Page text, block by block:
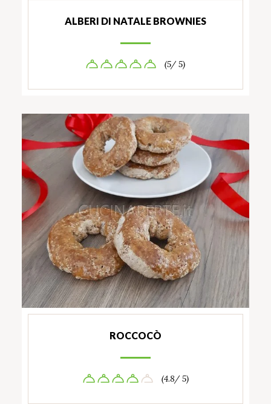
ALBERI DI NATALE BROWNIES
(5/ 5)
ROCCOCÒ
(4.8/ 5)